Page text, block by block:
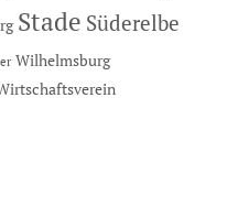
Stade Süderelbe
Wilhelmsburg